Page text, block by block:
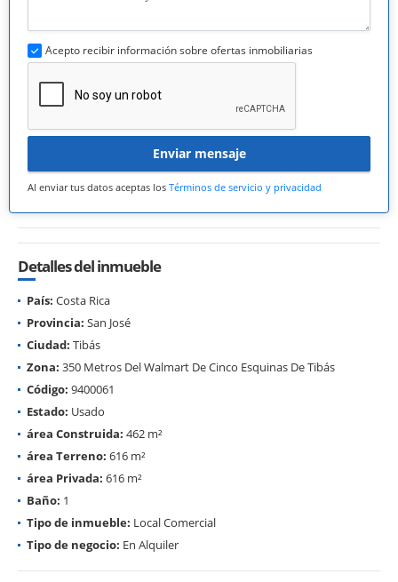
Acepto recibir información sobre ofertas inmobiliarias
Enviar mensaje
Al enviar tus datos aceptas los Términos de servicio y privacidad
Detalles del inmueble
País: Costa Rica
Provincia: San José
Ciudad: Tibás
Zona: 350 Metros Del Walmart De Cinco Esquinas De Tibás
Código: 9400061
Estado: Usado
área Construida: 462 m²
área Terreno: 616 m²
área Privada: 616 m²
Baño: 1
Tipo de inmueble: Local Comercial
Tipo de negocio: En Alquiler